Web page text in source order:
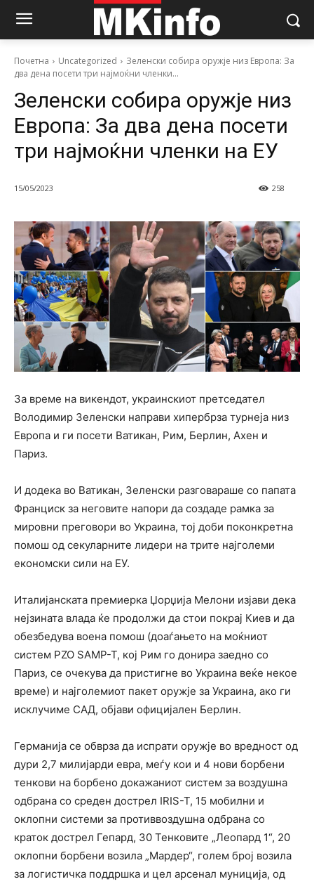
Почетна Uncategorized
Зеленски собира оружје низ Европа: За
два дена посети три најмоќни членки...
Зеленски собира оружје низ
Европа: За два дена посети
три најмоќни членки на ЕУ
15/05/2023 258
За време на викендот, украинскиот претседател
Володимир Зеленски направи хипербрза турнеја низ
Европа и ги посети Ватикан, Рим, Берлин, Ахен и
Париз.
И додека во Ватикан, Зеленски разговараше со папата
Франциск за неговите напори да создаде рамка за
мировни преговори во Украина, тој доби поконкретна
помош од секуларните лидери на трите најголеми
економски сили на ЕУ.
Италијанската премиерка Џорџија Мелони изјави дека
нејзината влада ќе продолжи да стои покрај Киев и да
обезбедува воена помош (доаѓањето на моќниот
систем PZO SAMP-T, кој Рим го донира заедно со
Париз, се очекува да пристигне во Украина веќе некое
време) и најголемиот пакет оружје за Украина, ако ги
исклучиме САД, објави официјален Берлин.
Германија се обврза да испрати оружје во вредност од
дури 2,7 милијарди евра, меѓу кои и 4 нови борбени
тенкови на борбено докажаниот систем за воздушна
одбрана со среден дострел IRIS-T, 15 мобилни и
оклопни системи за противвоздушна одбрана со
краток дострел Гепард, 30 Тенковите „Леопард 1“, 20
оклопни борбени возила „Мардер“, голем број возила
за логистичка поддршка и цел арсенал муниција, од